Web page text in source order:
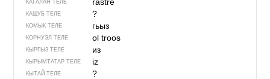
КАТАЛАН ТЕЛЕ
КАШУБ ТЕЛЕ ?
КОМЫК ТЕЛЕ гьыз
КОРНУЭЛ ТЕЛЕ ol troos
КЫРГЫЗ ТЕЛЕ из
КЫРЫМТАТАР ТЕЛЕ iz
КЫТАЙ ТЕЛЕ ?